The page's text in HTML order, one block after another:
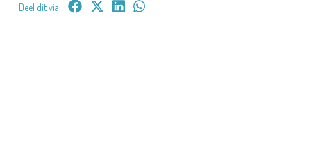
Deel dit via: